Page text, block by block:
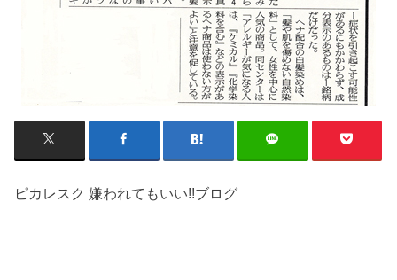
ピカレスク 嫌われてもいい!!ブログ